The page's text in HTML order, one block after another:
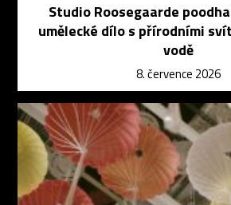
Studio Roosegaarde
umělecké dílo s přírodními
vodě
8. července 2026